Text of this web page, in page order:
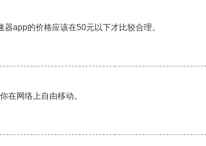
app的价格应该在50元以下才比较合理。
在网络上自由移动。